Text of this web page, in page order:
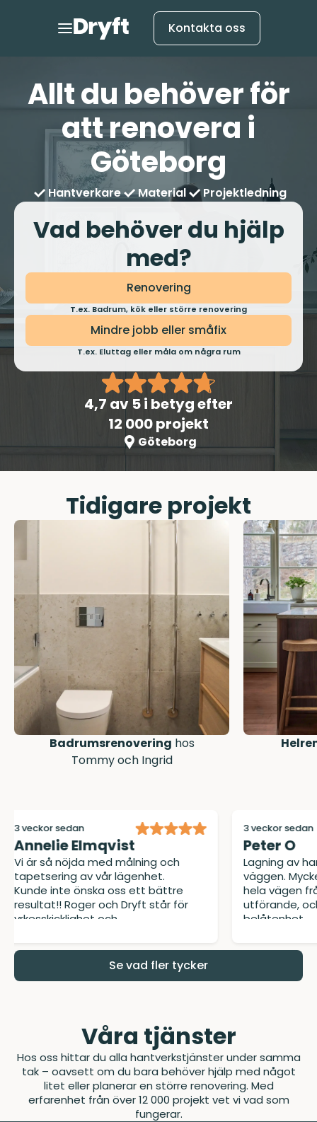
Kontakta oss
Allt du behöver för
att renovera i
Göteborg
Hantverkare Material Projektledning
Vad behöver du hjälp
med?
Renovering
T.ex. Badrum, kök eller större renovering
Mindre jobb eller småfix
T.ex. Eluttag eller måla om några rum
4,7 av 5 i betyg efter
12 000 projekt
Göteborg
Tidigare projekt
Badrumsrenovering hos
Tommy och Ingrid
3 veckor sedan
Peter O
Lagning av handfatsinfästning i
väggen. Mycket bra bemötande
hela vägen från beställning till
utförande, och allt fixat till full
belåtenhet.
3 veckor
Väldigt
Proffsig
utförande!
Se vad fler tycker
Våra tjänster
Hos oss hittar du alla hantverkstjänster under samma
tak – oavsett om du bara behöver hjälp med något
litet eller planerar en större renovering. Med
erfarenhet från över 12 000 projekt vet vi vad som
fungerar.